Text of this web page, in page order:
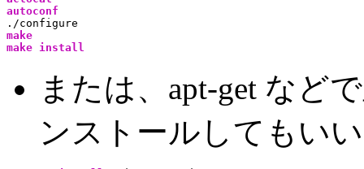
autoconf
make
make install
または、apt-get など
ンストールしてもい